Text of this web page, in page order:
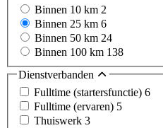
Binnen 10 km 2
Binnen 25 km 6
Binnen 50 km 24
Binnen 100 km 138
Dienstverbanden
Fulltime (startersfunctie) 6
Fulltime (ervaren) 5
Thuiswerk 3